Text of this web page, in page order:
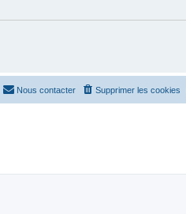
Supprimer les cookies
Nous contacter